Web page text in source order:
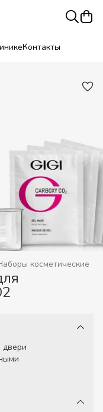
Контакты
косметические
двери